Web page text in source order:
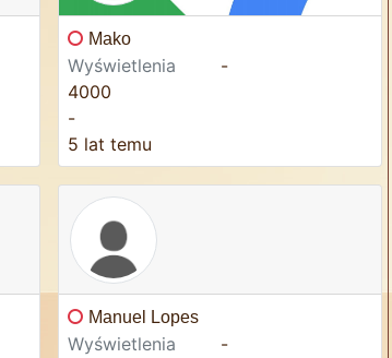
Mako
Wyświetlenia
4000
-
5 lat temu
-
Manuel Lopes
Wyświetlenia
-